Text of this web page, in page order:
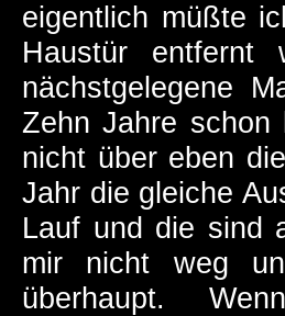
eigentlich müßte
Haustür entfernt
nächstgelegene
Zehn Jahre schon
nicht über eben
Jahr die gleiche
Lauf und die sind
mir nicht weg
überhaupt.